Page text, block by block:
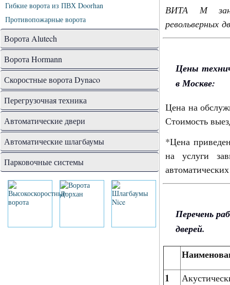
Гибкие ворота из ПВХ Doorhan
Противопожарные ворота
Ворота Alutech
Ворота Hormann
Скоростные ворота Dynaco
Перегрузочная техника
Автоматические двери
Автоматические шлагбаумы
Парковочные системы
ВИТА М
револьверных
Цены
в Москве:
Цена на
Стоимость
*Цена
на услуги
Перечень
дверей.
1